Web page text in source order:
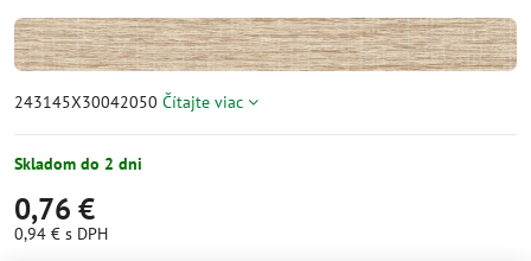
243145X30042050 Čítajte viac
Skladom do 2 dni
0,76 €
0,94 € s DPH